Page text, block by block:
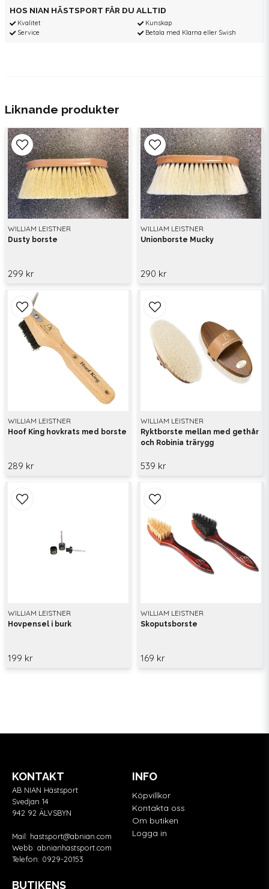
HOS NIAN HÄSTSPORT FÅR DU ALLTID
Kvalitet
Service
Kunskap
Betala med Klarna eller Swish
Liknande produkter
WILLIAM LEISTNER
Dusty borste
299 kr
WILLIAM LEISTNER
Unionborste Mucky
290 kr
WILLIAM LEISTNER
Hoof King hovkrats med borste
289 kr
WILLIAM LEISTNER
Ryktborste mellan med gethår
och Robinia trärygg
539 kr
WILLIAM LEISTNER
Hovpensel i burk
199 kr
WILLIAM LEISTNER
Skoputsborste
169 kr
KONTAKT
AB NIAN Hästsport
Svedjan 14
942 92 ÄLVSBYN
Mail: hastsport@abnian.com
Webb: abnianhastsport.com
Telefon: 0929-20153
BUTIKENS
INFO
Köpvillkor
Kontakta oss
Om butiken
Logga in